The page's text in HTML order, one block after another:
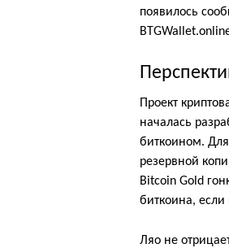
появилось
Проект
началась
биткоином.
резервной
Bitcoin Gold
биткоина,
Ляо не